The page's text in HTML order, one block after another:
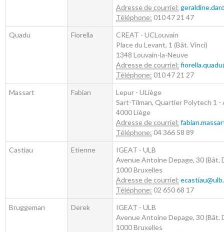
Adresse de courriel:
Téléphone: 010 47 21 47
Quadu Fiorella
CREAT - UCLouvain
Place du Levant, 1 (Bât. Vinci)
1348 Louvain-la-Neuve
Adresse de courriel:
Téléphone: 010 47 21 27
Massart Fabian
Lepur - ULiège
Sart-Tilman, Quartier Polytech 1 -
4000Liège
Adresse de courriel:
Téléphone: 04 366 58 89
Castiau Etienne
IGEAT - ULB
Avenue Antoine Depage, 30 (Bât.
1000Bruxelles
Adresse de courriel:
Téléphone: 02 650 68 17
Bruggeman Derek
IGEAT - ULB
Avenue Antoine Depage, 30 (Bât.
1000Bruxelles